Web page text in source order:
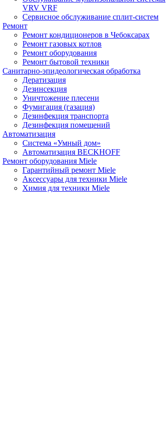
VRV VRF
Сервисное обслуживание сплит-систем
Ремонт
Ремонт кондиционеров в Чебоксарах
Ремонт газовых котлов
Ремонт оборудования
Ремонт бытовой техники
Санитарно-эпидеологическая обработка
Дератизация
Дезинсекция
Уничтожение плесени
Фумигация (газация)
Дезинфекция транспорта
Дезинфекция помещений
Автоматизация
Система «Умный дом»
Автоматизация BECKHOFF
Ремонт оборудования Miele
Гарантийный ремонт Miele
Аксессуары для техники Miele
Химия для техники Miele